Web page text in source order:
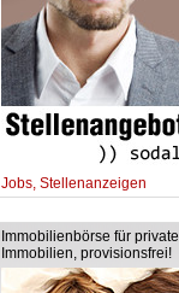
Jobs, Stellenanzeigen
Immobilienbörse für private
Immobilien, provisionsfrei!